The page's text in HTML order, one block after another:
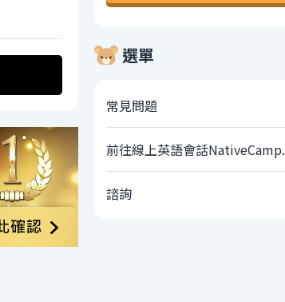
選單
常見問題
前往線上英語會話NativeCamp.
諮詢